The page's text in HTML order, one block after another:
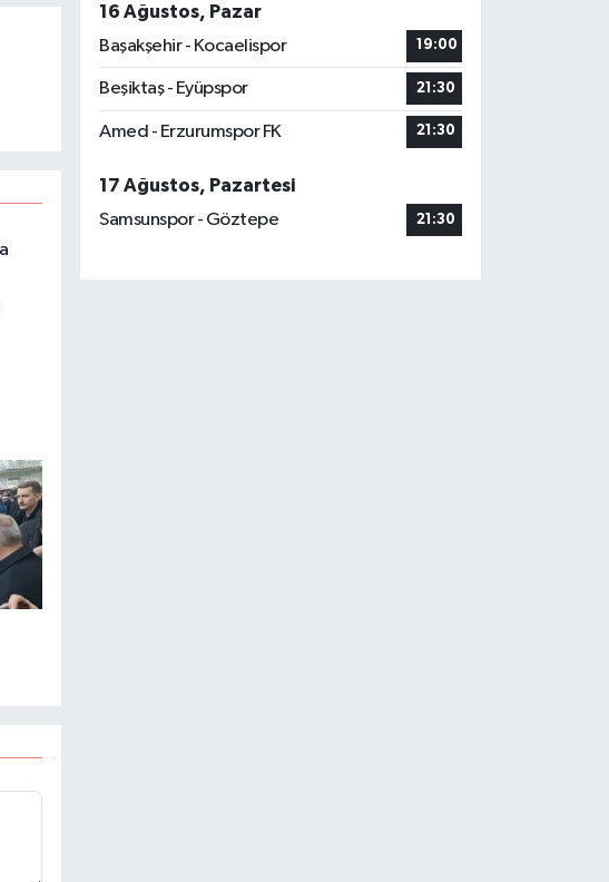
16 Ağustos, Pazar
Başakşehir - Kocaelispor
19:00
Beşiktaş - Eyüpspor 21:30
Amed - Erzurumspor FK 21:30
17 Ağustos, Pazartesi
Samsunspor - Göztepe
21:30